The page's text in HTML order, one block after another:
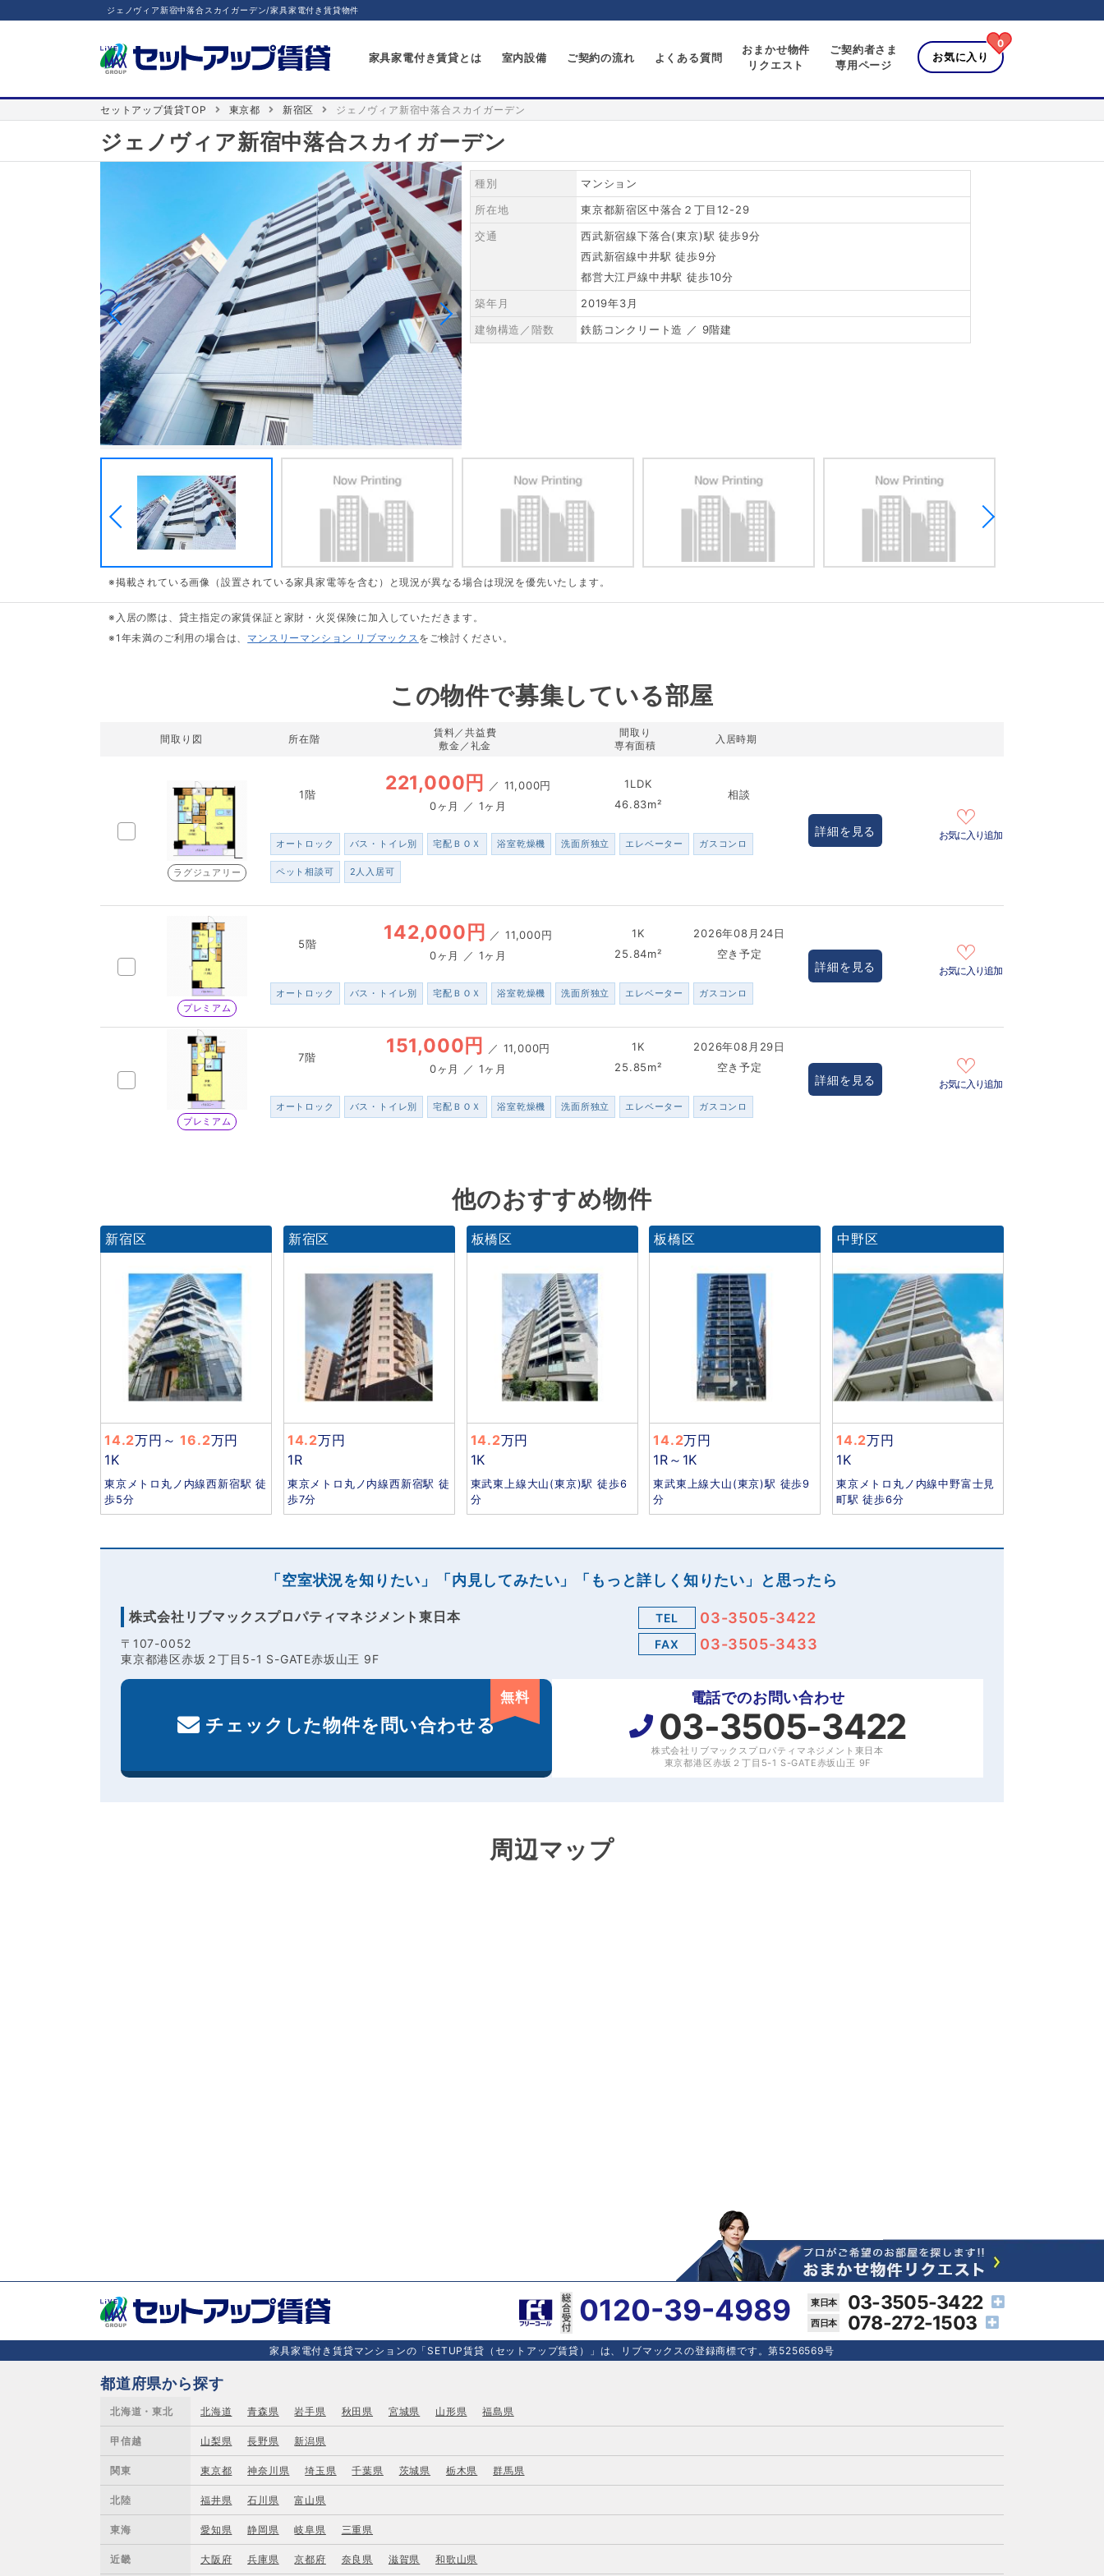
ジェノヴィア新宿中落合スカイガーデン/家具家電付き賃貸物件
家具家電付き賃貸とは 室内設備 ご契約の流れ よくある質問
おまかせ物件
リクエスト
ご契約者さま
専用ページ
お気に入り
0
セットアップ賃貸TOP 東京都 新宿区 ジェノヴィア新宿中落合スカイガーデン
ジェノヴィア新宿中落合スカイガーデン
種別
マンション
所在地
東京都新宿区中落合２丁目12-29
交通
西武新宿線下落合(東京)駅 徒歩9分
西武新宿線中井駅 徒歩9分
都営大江戸線中井駅 徒歩10分
築年月
2019年3月
建物構造／階数
鉄筋コンクリート造 ／ 9階建
※掲載されている画像（設置されている家具家電等を含む）と現況が異なる場合は現況を優先いたします。
※入居の際は、貸主指定の家賃保証と家財・火災保険に加入していただきます。
※1年未満のご利用の場合は、 マンスリーマンション リブマックス をご検討ください。
この物件で募集している部屋
間取り図 所在階
賃料／共益費
敷金／礼金
間取り
専有面積
入居時期
ラグジュアリー
1階 221,000円 ／ 11,000円
0ヶ月 ／ 1ヶ月
1LDK
46.83m²
相談
オートロック バス・トイレ別 宅配ＢＯＸ 浴室乾燥機 洗面所独立 エレベーター ガスコンロ
ペット相談可 2人入居可
詳細を見る お気に入り追加
プレミアム
5階 142,000円 ／11,000円
0ヶ月 ／ 1ヶ月
1K
25.84m²
2026年08月24日
空き予定
オートロック バス・トイレ別 宅配ＢＯＸ 浴室乾燥機 洗面所独立 エレベーター ガスコンロ
詳細を見る お気に入り追加
プレミアム
7階 151,000円 ／ 11,000円
0ヶ月 ／ 1ヶ月
1K
25.85m²
2026年08月29日
空き予定
オートロック バス・トイレ別 宅配ＢＯＸ 浴室乾燥機 洗面所独立 エレベーター ガスコンロ
詳細を見る お気に入り追加
他のおすすめ物件
新宿区
14.2万円 ～ 16.2万円
1K
東京メトロ丸ノ内線西新宿駅 徒
歩5分
新宿区
14.2万円
1R
東京メトロ丸ノ内線西新宿駅 徒
歩7分
板橋区
14.2万円
1K
東武東上線大山(東京)駅 徒歩6
分
板橋区
14.2万円
1R～1K
東武東上線大山(東京)駅 徒歩9
分
中野区
14.2万円
1K
東京メトロ丸ノ内線中野富士見
町駅 徒歩6分
「空室状況を知りたい」「内見してみたい」「もっと詳しく知りたい」と思ったら
株式会社リブマックスプロパティマネジメント東日本
〒107-0052
東京都港区赤坂２丁目5-1 S-GATE赤坂山王 9F
TEL 03-3505-3422
FAX 03-3505-3433
チェックした物件を 問い合わせる
無料 電話でのお問い合わせ
03-3505-3422
株式会社リブマックスプロパティマネジメント東日本
東京都港区赤坂２丁目5-1 S-GATE赤坂山王 9F
周辺マップ
0120-39-4989
03-3505-3422
078-272-1503
家具家電付き賃貸マンションの「SETUP賃貸（セットアップ賃貸）」は、リブマックスの登録商標です。第5256569号
都道府県から探す
北海道・東北 北海道 青森県 岩手県 秋田県 宮城県 山形県 福島県
甲信越 山梨県 長野県 新潟県
関東 東京都 神奈川県 埼玉県 千葉県 茨城県 栃木県 群馬県
北陸 福井県 石川県 富山県
東海 愛知県 静岡県 岐阜県 三重県
近畿 大阪府 兵庫県 京都府 奈良県 滋賀県 和歌山県